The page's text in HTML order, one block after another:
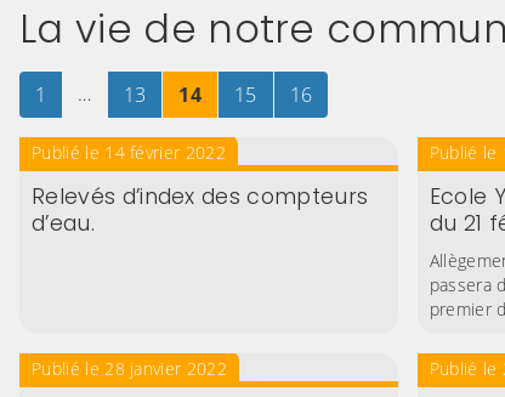
La vie de notre
Page
1 sur 16
… Page
13 sur 16
Page
14sur 16
Page
15 sur 16
Page
16sur 16
Publié le 14 février 2022
Relevés d’index des compteurs
d’eau.
Publié le
Ecole
du 21
passera
premier
Publié le 28 janvier 2022 Publié le